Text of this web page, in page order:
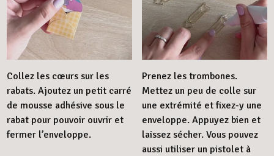
Collez les cœurs sur les
rabats. Ajoutez un petit carré
de mousse adhésive sous le
rabat pour pouvoir ouvrir et
fermer l’enveloppe.
Prenez les trombones.
Mettez un peu de colle sur
une extrémité et fixez-y une
enveloppe. Appuyez bien et
laissez sécher. Vous pouvez
aussi utiliser un pistolet à